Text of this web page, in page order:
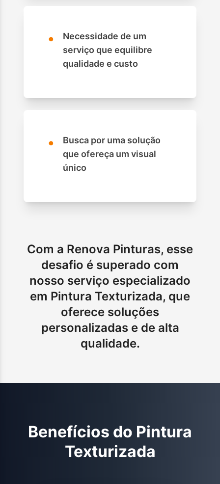
•
Necessidade de um
serviço que equilibre
qualidade e custo
•
Busca por uma solução
que ofereça um visual
único
Com a Renova Pinturas, esse
desafio é superado com
nosso serviço especializado
em Pintura Texturizada, que
oferece soluções
personalizadas e de alta
qualidade.
Benefícios do Pintura
Texturizada